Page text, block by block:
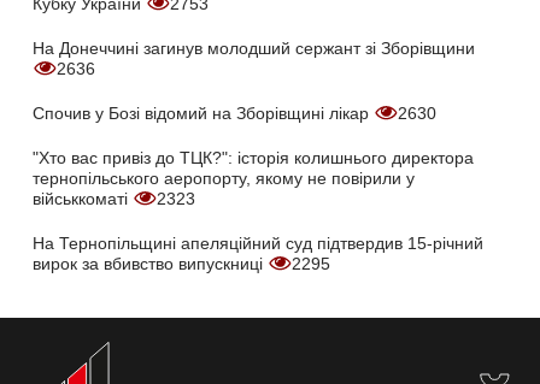
На Донеччині загинув молодший сержант зі Зборівщини
2636
Спочив у Бозі відомий на Зборівщині лікар 2630
"Хто вас привіз до ТЦК?": історія колишнього директора
тернопільського аеропорту, якому не повірили у
військкоматі
2323
На Тернопільщині апеляційний суд підтвердив 15-річний
вирок за вбивство випускниці
2295